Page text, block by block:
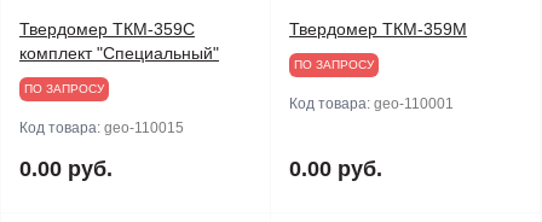
Твердомер ТКМ-359C
комплект "Специальный"
ПО ЗАПРОСУ
Код товара: geo-110015
0.00 руб.
Твердомер ТКМ-359М
ПО ЗАПРОСУ
Код товара: geo-110001
0.00 руб.